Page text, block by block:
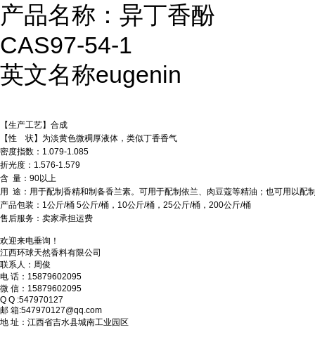
产品名称：异丁香酚
CAS97-54-1
英文名称eugenin
【生产工艺】合成
【性 状】为淡黄色微稠厚液体，类似丁香香气
密度指数：1.079-1.085
折光度：1.576-1.579
含 量：90以上
用 途：用于配制香精和制备香兰素。可用于配制依兰、肉豆蔻等精油；也可用以配
产品包装：1公斤/桶 5公斤/桶，10公斤/桶，25公斤/桶，200公斤/桶
售后服务：卖家承担运费
欢迎来电垂询！
江西环球天然香料有限公司
联系人：周俊
电 话：15879602095
微 信：15879602095
Q Q :547970127
邮 箱:547970127@qq.com
地 址：江西省吉水县城南工业园区